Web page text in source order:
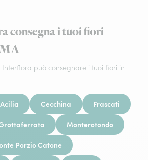
consegna i tuoi fiori
Interflora può consegnare i tuoi fiori in
Acilia Cecchina Frascati
Monterotondo
Porzio Catone